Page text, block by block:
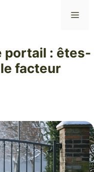
portail : êtes-
facteur